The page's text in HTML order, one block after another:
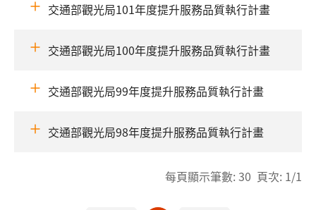
交通部觀光局101年度提升服務品質執行計畫
交通部觀光局100年度提升服務品質執行計畫
交通部觀光局99年度提升服務品質執行計畫
交通部觀光局98年度提升服務品質執行計畫
每頁顯示筆數: 30 頁次: 1/1